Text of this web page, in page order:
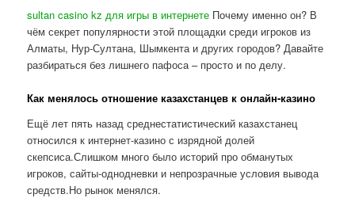
sultan casino kz для игры в интернете Почему именно он? В
чём секрет популярности этой площадки среди игроков из
Алматы, Нур-Султана, Шымкента и других городов? Давайте
разбираться без лишнего пафоса – просто и по делу.
Как менялось отношение казахстанцев к онлайн-казино
Ещё лет пять назад среднестатистический казахстанец
относился к интернет-казино с изрядной долей
скепсиса.Слишком много было историй про обманутых
игроков, сайты-однодневки и непрозрачные условия вывода
средств.Но рынок менялся.